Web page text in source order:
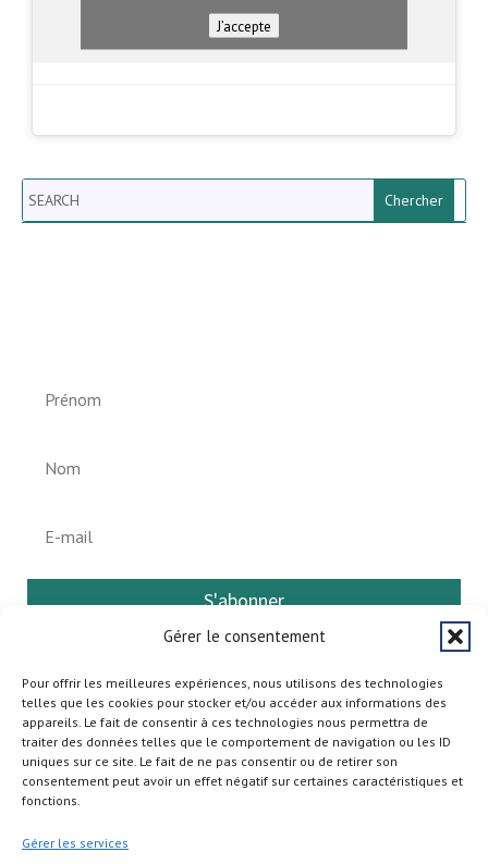
Gérer le consentement
Pour offrir les meilleures expériences, nous utilisons des technologies
telles que les cookies pour stocker et/ou accéder aux informations des
appareils. Le fait de consentir à ces technologies nous permettra de
traiter des données telles que le comportement de navigation ou les ID
uniques sur ce site. Le fait de ne pas consentir ou de retirer son
consentement peut avoir un effet négatif sur certaines caractéristiques et
fonctions.
Gérer les services
J’accepte
Search
S'abonner